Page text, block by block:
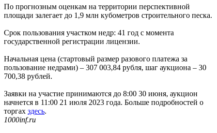
По прогнозным оценкам на территории перспективной
площади залегает до 1,9 млн кубометров строительного песка.
Срок пользования участком недр: 41 год с момента
государственной регистрации лицензии.
Начальная цена (стартовый размер разового платежа за
пользование недрами) – 307 003,84 рубля, шаг аукциона – 30
700,38 рублей.
Заявки на участие принимаются до 8:00 30 июня, аукцион
начнется в 11:00 21 июля 2023 года. Больше подробностей о
торгах здесь.
1000inf.ru